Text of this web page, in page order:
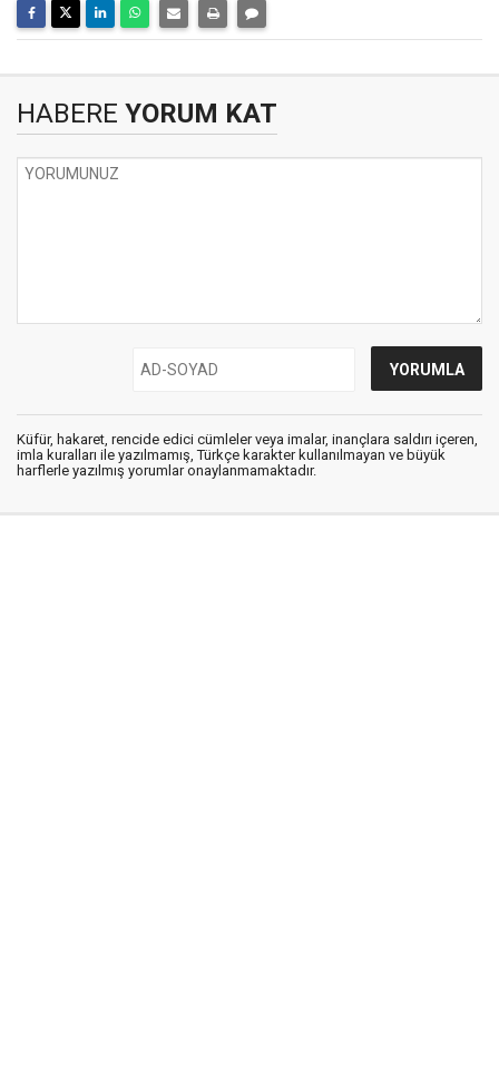
HABERE YORUM KAT
Küfür, hakaret, rencide edici cümleler veya imalar, inançlara saldırı içeren,
imla kuralları ile yazılmamış, Türkçe karakter kullanılmayan ve büyük
harflerle yazılmış yorumlar onaylanmamaktadır.